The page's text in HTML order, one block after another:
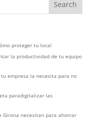
proteger tu local
la productividad de tu equipo
empresa la necesita para no
paradigitalizar las
Girona necesitan para ahorrar